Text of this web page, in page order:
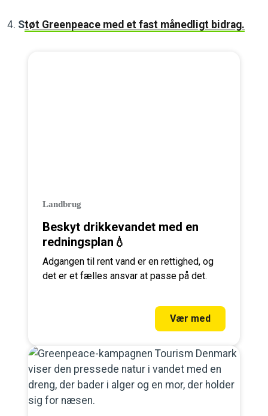
4. Støt Greenpeace med et fast månedligt bidrag.
Landbrug
Beskyt drikkevandet med en
redningsplan💧
Adgangen til rent vand er en rettighed, og
det er et fælles ansvar at passe på det.
Vær med